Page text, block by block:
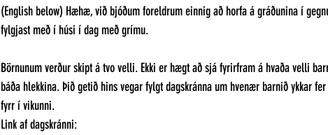
(English below) Hæhæ, við bjóðum foreldrum einnig að horfa á gráðunina í
fylgjast með í húsi í dag með grímu.
Börnunum verður skipt á tvo velli. Ekki er hægt að sjá fyrirfram á hvaða velli
báða hlekkina. Þið getið hins vegar fylgt dagskránna um hvenær barnið ykkar
fyrr í vikunni.
Link af dagskránni: